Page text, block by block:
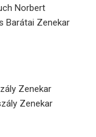
Norbert
Barátai Zenekar
Zenekar
Zenekar